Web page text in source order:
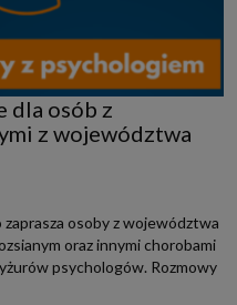
dla osób z
z województwa
osoby z województwa
oraz innymi chorobami
psychologów. Rozmowy